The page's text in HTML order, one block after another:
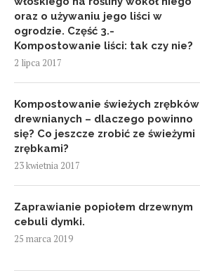
oraz o używaniu jego liści w
ogrodzie. Część 3.-
Kompostowanie liści: tak czy nie?
2 lipca 2017
Kompostowanie świeżych zrębków
drewnianych – dlaczego powinno
się? Co jeszcze zrobić ze świeżymi
zrębkami?
23 kwietnia 2017
Zaprawianie popiołem drzewnym
cebuli dymki.
25 marca 2019